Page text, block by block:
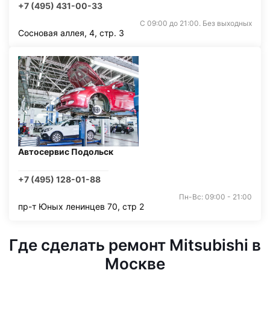
+7 (495) 431-00-33
С 09:00 до 21:00. Без выходных
Сосновая аллея, 4, стр. 3
Автосервис Подольск
+7 (495) 128-01-88
Пн-Вс: 09:00 - 21:00
пр-т Юных ленинцев 70, стр 2
Где сделать ремонт Mitsubishi в
Москве